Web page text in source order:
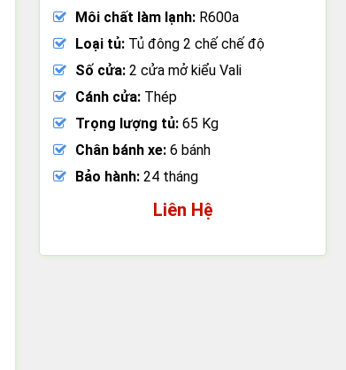
Môi chất làm lạnh: R600a
Loại tủ: Tủ đông 2 chế chế độ
Số cửa: 2 cửa mở kiểu Vali
Cánh cửa: Thép
Trọng lượng tủ: 65 Kg
Chân bánh xe: 6 bánh
Bảo hành: 24 tháng
Liên Hệ